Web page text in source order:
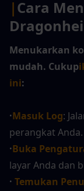
|Cara
Menukarkan
mudah. Cukup
ini:
·Masuk Log:
perangkat Anda.
·Buka
layar Anda dan
· Temukan